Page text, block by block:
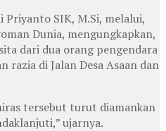
Priyanto SIK, M.Si, melalui,
Dunia, mengungkapkan,
dari dua orang pengendara
razia di Jalan Desa Asaan dan
tersebut turut diamankan
ujarnya.